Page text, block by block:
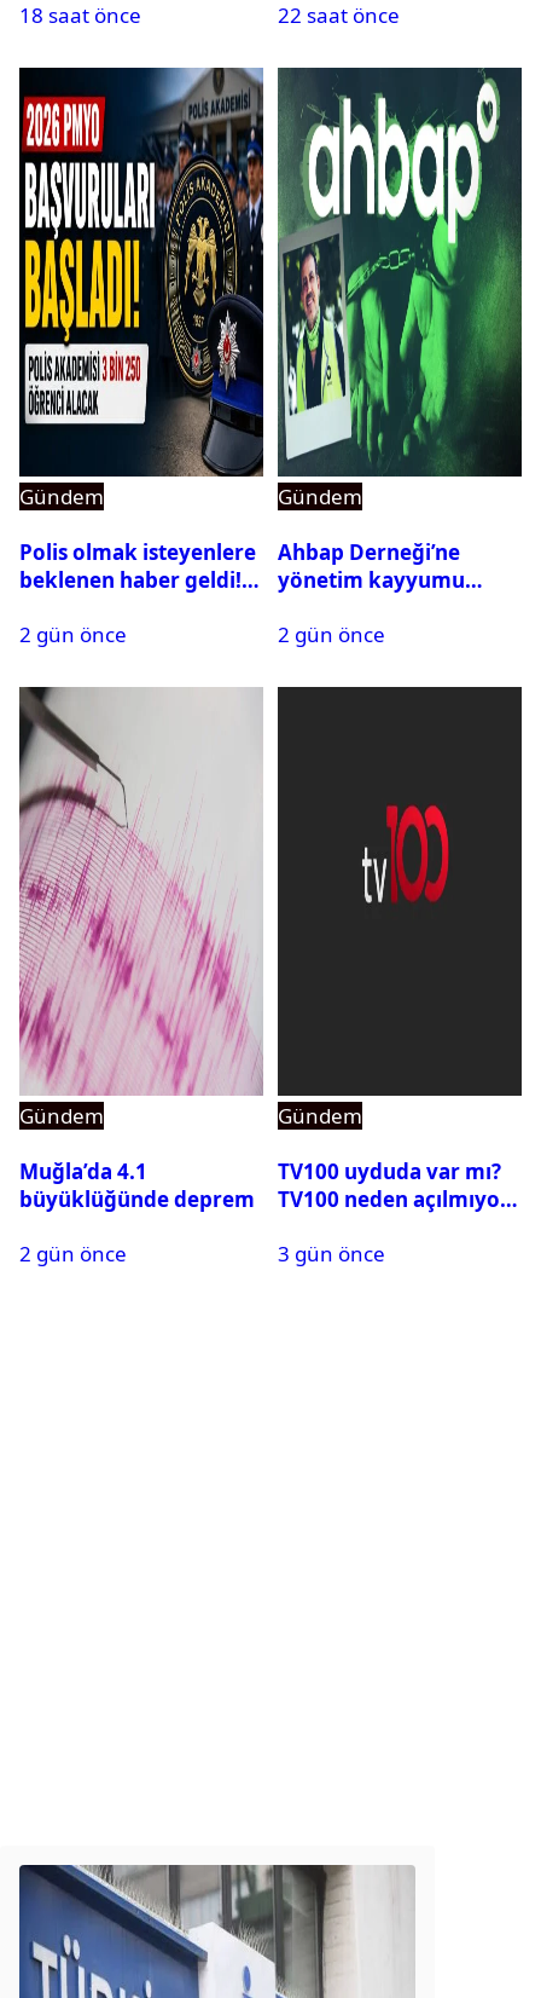
18 saat önce
22 saat önce
Gündem
Polis olmak isteyenlere
beklenen haber geldi!
2 gün önce
Gündem
Ahbap Derneği’ne
yönetim kayyumu
açıldı
2 gün önce
Gündem
Muğla’da 4.1
büyüklüğünde deprem
2 gün önce
Gündem
TV100 uyduda var mı?
TV100 neden açılmıyor?
3 gün önce